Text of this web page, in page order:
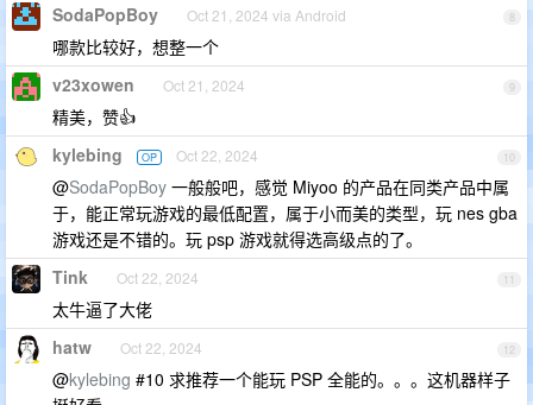
8
SodaPopBoy Oct 21, 2024 via Android
哪款比较好，想整一个
9
v23xowen Oct 21, 2024
精美，赞👍
10
kylebing OP Oct 22, 2024
@SodaPopBoy 一般般吧，感觉 Miyoo 的产品在同类产品中属
于，能正常玩游戏的最低配置，属于小而美的类型，玩 nes gba
游戏还是不错的。玩 psp 游戏就得选高级点的了。
11
Tink Oct 22, 2024
太牛逼了大佬
12
hatw Oct 22, 2024
@kylebing #10 求推荐一个能玩 PSP 全能的。。。这机器样子